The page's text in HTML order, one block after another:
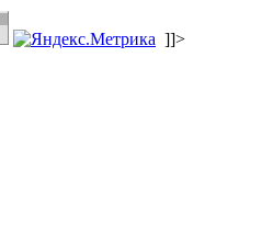
]]>